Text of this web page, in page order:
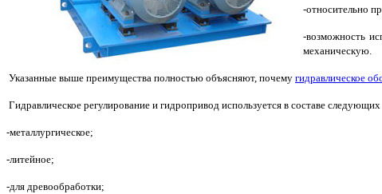
-относительно
-возможность
механическую.
Указанные выше преимущества полностью объясняют, почему гидравлическое
Гидравлическое регулирование и гидропривод используется в составе
-металлургическое;
-литейное;
-для древообработки;